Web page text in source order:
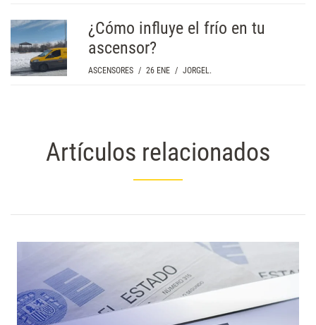
¿Cómo influye el frío en tu
ascensor?
ASCENSORES / 26 ENE / JORGEL.
Artículos relacionados